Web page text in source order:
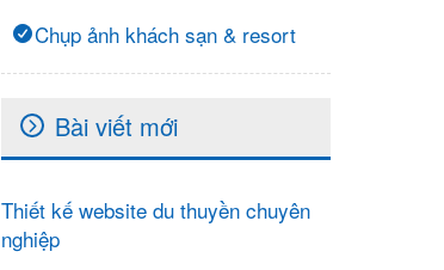
Chụp ảnh khách sạn & resort
Bài viết mới
Thiết kế website du thuyền chuyên
nghiệp